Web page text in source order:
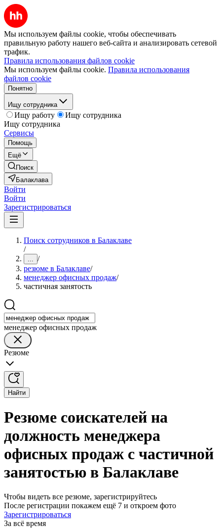
Мы используем файлы cookie, чтобы обеспечивать
правильную работу нашего веб-сайта и анализировать сетевой
трафик.
Правила использования файлов cookie
Мы используем файлы cookie. Правила использования
файлов cookie
Понятно
Ищу сотрудника
Ищу работу
Ищу сотрудника
Ищу сотрудника
Сервисы
Помощь
Ещё
Поиск
Балаклава
Войти
Войти
Зарегистрироваться
Поиск сотрудников в Балаклаве
/
... /
резюме в Балаклаве/
менеджер офисных продаж/
частичная занятость
менеджер офисных продаж
Резюме
Найти
Резюме соискателей на
должность менеджера
офисных продаж с частичной
занятостью в Балаклаве
Чтобы видеть все резюме, зарегистрируйтесь
После регистрации покажем ещё 7 и откроем фото
Зарегистрироваться
За всё время